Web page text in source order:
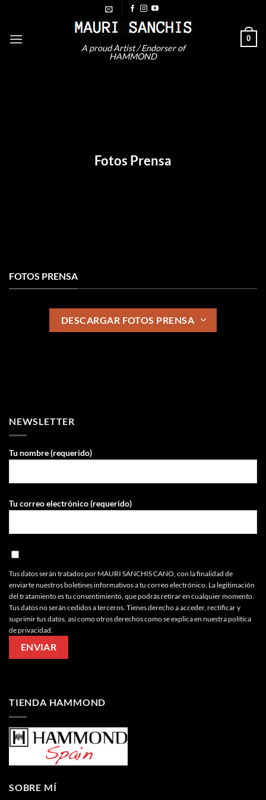
contenido
A proud Artist / Endorser of
HAMMOND
0
Fotos Prensa
FOTOS PRENSA
DESCARGAR FOTOS PRENSA
NEWSLETTER
Tu nombre (requerido)
Tu correo electrónico (requerido)
Tus datos serán tratados por MAURI SANCHIS CANO, con la finalidad de
enviarte nuestros boletines informativos a tu correo electrónico. La legitimación
del tratamiento es tu consentimiento, que podrás retirar en cualquier momento.
Tus datos no serán cedidos a terceros. Tienes derecho a acceder, rectificar y
suprimir tus datos, así como otros derechos como se explica en nuestra política
de privacidad.
TIENDA HAMMOND
SOBRE MÍ